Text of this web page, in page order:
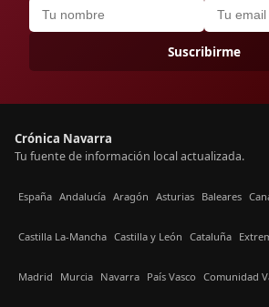
Suscribirme
Crónica Navarra
Tu fuente de información local actualizada.
España Andalucía Aragón Asturias Baleares
Castilla La-Mancha Castilla y León Cataluña
Madrid Murcia Navarra País Vasco Comunidad